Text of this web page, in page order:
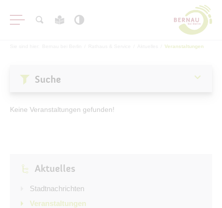
Aktuelles
Amtsblatt
Haushalt
Öffentliche Auslegungen
Veranstaltungen
Keine Veranstaltungen gefunden!
Suche
Aktuelles
Stadtnachrichten
Veranstaltungen